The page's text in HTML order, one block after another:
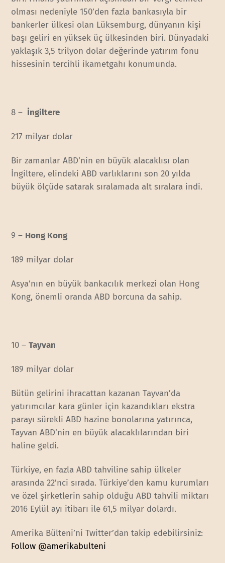
olması nedeniyle 150’den fazla bankasıyla bir
bankerler ülkesi olan Lüksemburg, dünyanın kişi
başı geliri en yüksek üç ülkesinden biri. Dünyadaki
yaklaşık 3,5 trilyon dolar değerinde yatırım fonu
hissesinin tercihli ikametgahı konumunda.
8 – İngiltere
217 milyar dolar
Bir zamanlar ABD’nin en büyük alacaklısı olan
İngiltere, elindeki ABD varlıklarını son 20 yılda
büyük ölçüde satarak sıralamada alt sıralara indi.
9 – Hong Kong
189 milyar dolar
Asya’nın en büyük bankacılık merkezi olan Hong
Kong, önemli oranda ABD borcuna da sahip.
10 –Tayvan
189 milyar dolar
Bütün gelirini ihracattan kazanan Tayvan’da
yatırımcılar kara günler için kazandıkları ekstra
parayı sürekli ABD hazine bonolarına yatırınca,
Tayvan ABD’nin en büyük alacaklılarından biri
haline geldi.
Türkiye, en fazla ABD tahviline sahip ülkeler
arasında 22’nci sırada. Türkiye’den kamu kurumları
ve özel şirketlerin sahip olduğu ABD tahvili miktarı
2016 Eylül ayı itibarı ile 61,5 milyar dolardı.
Amerika Bülteni’ni Twitter’dan takip edebilirsiniz:
Follow @amerikabulteni